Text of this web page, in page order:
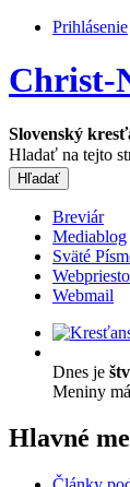
Prihlásenie
Christ-
Slovenský
Hladať na tejto
Breviár
Mediablog
Sväté
Webmail
Dnes je
Meniny má
Hlavné